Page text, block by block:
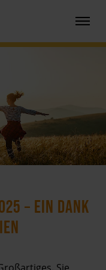
– EIN DANK